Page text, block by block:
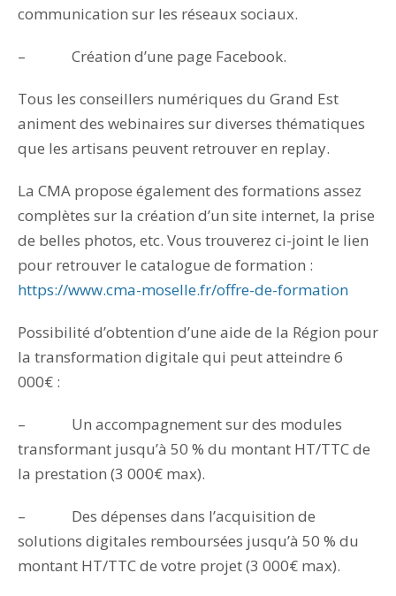
communication sur les réseaux sociaux.
– Création d’une page Facebook.
Tous les conseillers numériques du Grand Est
animent des webinaires sur diverses thématiques
que les artisans peuvent retrouver en replay.
La CMA propose également des formations assez
complètes sur la création d’un site internet, la prise
de belles photos, etc. Vous trouverez ci-joint le lien
pour retrouver le catalogue de formation :
https://www.cma-moselle.fr/offre-de-formation
Possibilité d’obtention d’une aide de la Région pour
la transformation digitale qui peut atteindre 6
000€ :
– Un accompagnement sur des modules
transformant jusqu’à 50 % du montant HT/TTC de
la prestation (3 000€ max).
– Des dépenses dans l’acquisition de
solutions digitales remboursées jusqu’à 50 % du
montant HT/TTC de votre projet (3 000€ max).